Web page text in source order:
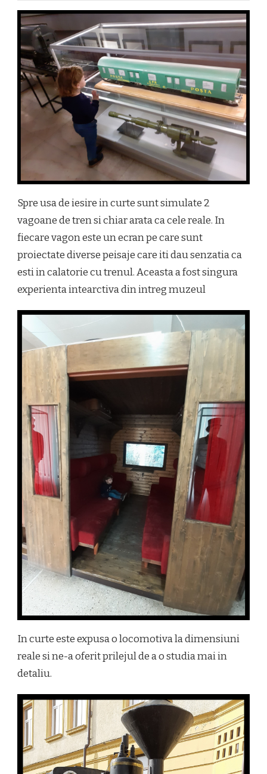
Spre usa de iesire in curte sunt simulate 2
vagoane de tren si chiar arata ca cele reale. In
fiecare vagon este un ecran pe care sunt
proiectate diverse peisaje care iti dau senzatia ca
esti in calatorie cu trenul. Aceasta a fost singura
experienta intearctiva din intreg muzeul
In curte este expusa o locomotiva la dimensiuni
reale si ne-a oferit prilejul de a o studia mai in
detaliu.